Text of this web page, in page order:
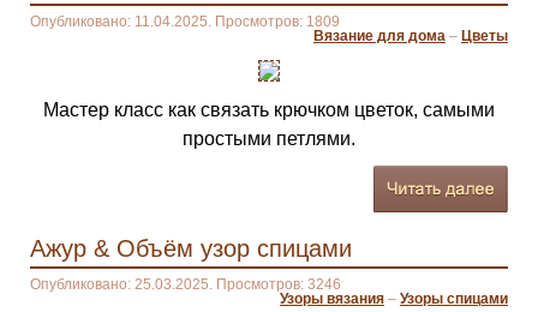
Опубликовано: 11.04.2025. Просмотров: 1809
Вязание для дома – Цветы
Мастер класс как связать крючком цветок, самыми
простыми петлями.
Ажур & Объём узор спицами
Опубликовано: 25.03.2025. Просмотров: 3246
Узоры вязания – Узоры спицами